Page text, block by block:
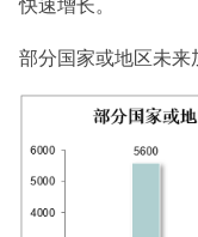
快速增长。
部分国家或地区未